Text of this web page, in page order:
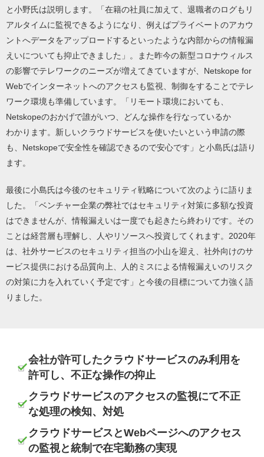
と小野氏は説明します。「在籍の社員に加えて、退職者のログもリ
アルタイムに監視できるようになり、例えばプライベートのアカウ
ントへデータをアップロードするといったような内部からの情報漏
えいについても抑止できました」。また昨今の新型コロナウィルス
の影響でテレワークのニーズが増えてきていますが、Netskope for
Webでインターネットへのアクセスも監視、制御をすることでテレ
ワーク環境も準備しています。「リモート環境においても、
Netskopeのおかげで誰がいつ、どんな操作を行なっているか
わかります。新しいクラウドサービスを使いたいという申請の際
も、Netskopeで安全性を確認できるので安心です」と小島氏は語り
ます。
最後に小島氏は今後のセキュリティ戦略について次のように語りま
した。「ベンチャー企業の弊社ではセキュリティ対策に多額な投資
はできませんが、情報漏えいは一度でも起きたら終わりです。その
ことは経営層も理解し、人やリソースへ投資してくれます。2020年
は、社外サービスのセキュリティ担当の小山を迎え、社外向けのサ
ービス提供における品質向上、人的ミスによる情報漏えいのリスク
の対策に力を入れていく予定です」と今後の目標について力強く語
りました。
会社が許可したクラウドサービスのみ利用を
許可し、不正な操作の抑止
クラウドサービスのアクセスの監視にて不正
な処理の検知、対処
クラウドサービスとWebページへのアクセス
の監視と統制で在宅勤務の実現